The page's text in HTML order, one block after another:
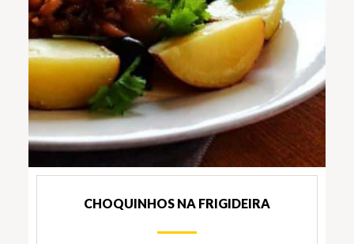
CHOQUINHOS NA FRIGIDEIRA